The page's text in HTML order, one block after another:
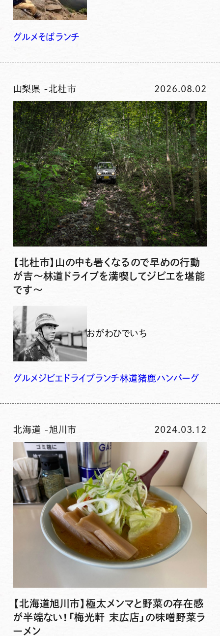
グルメそばランチ
山梨県 -北杜市 2026.08.02
【北杜市】山の中も暑くなるので早めの行動
が吉〜林道ドライブを満喫してジビエを堪能
です〜
おがわひでいち
グルメジビエ ドライブランチ林道猪鹿ハンバーグ
北海道 -旭川市 2024.03.12
【北海道旭川市】極太メンマと野菜の存在感
が半端ない！「梅光軒 末広店」の味噌野菜ラ
ーメン